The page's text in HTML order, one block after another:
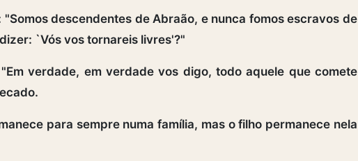
"Somos descendentes de Abraão, e nunca fomos escravos de
`Vós vos tornareis livres'?"
verdade, em verdade vos digo, todo aquele que comete
para sempre numa família, mas o filho permanece nela